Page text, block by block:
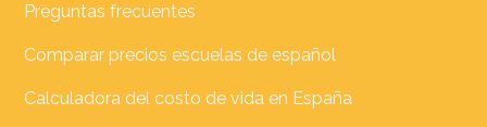
Preguntas frecuentes
Comparar precios escuelas de español
Calculadora del costo de vida en España